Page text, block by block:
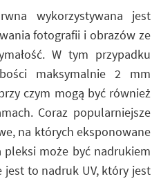
wykorzystywana jest
fotografii i obrazów ze
W tym przypadku
maksymalnie 2 mm
czym mogą być również
Coraz popularniejsze
na których eksponowane
może być nadrukiem
to nadruk UV, który jest